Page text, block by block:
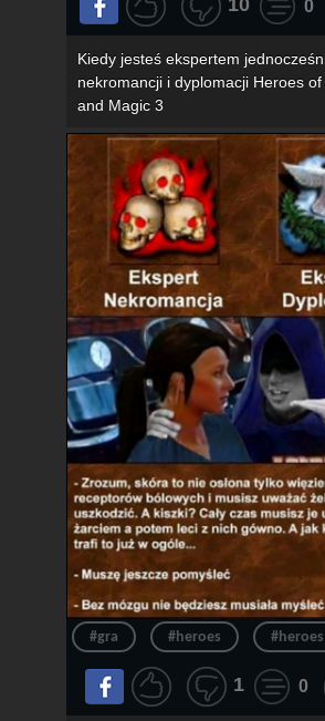
10 0
Kiedy jesteś ekspertem
nekromancji i dyplomacji Heroes
and Magic 3
#gra #heroes
1 0